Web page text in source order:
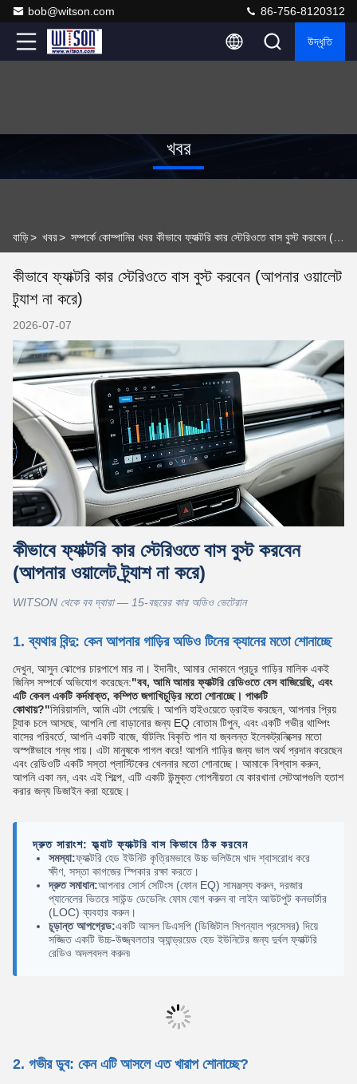
bob@witson.com 86-756-8120312
উদ্ধৃতি
খবর
বাড়ি> খবর>
কীভাবে ফ্যাক্টরি কার স্টেরিওতে বাস বুস্ট করবেন (আপনার ওয়ালেট
ট্র্যাশ না করে)
2026-07-07
কীভাবে ফ্যাক্টরি কার স্টেরিওতে বাস বুস্ট করবেন
(আপনার ওয়ালেট ট্র্যাশ না করে)
WITSON থেকে বব দ্বারা — 15-বছরের কার অডিও ভেটেরান
1. ব্যথার বিন্দু: কেন আপনার গাড়ির অডিও টিনের ক্যানের মতো শোনাচ্ছে
দেখুন, আসুন ঝোপের চারপাশে মার না। ইদানীং, আমার দোকানে প্রচুর গাড়ির মালিক একই
জিনিস সম্পর্কে অভিযোগ করেছেন:"বব, আমি আমার ফ্যাক্টরি রেডিওতে বেস বাজিয়েছি, এবং
এটি কেবল একটি কর্দমাক্ত, কম্পিত জগাখিচুড়ির মতো শোনাচ্ছে। পাঞ্চটি
কোথায়?"সিরিয়াসলি, আমি এটা পেয়েছি। আপনি হাইওয়েতে ড্রাইভ করছেন, আপনার প্রিয়
ট্র্যাক চলে আসছে, আপনি লো বাড়ানোর জন্য EQ বোতাম টিপুন, এবং একটি গভীর থাম্পিং
বাসের পরিবর্তে, আপনি একটি বাজে, র্যাটলিং বিকৃতি পান যা জ্বলন্ত ইলেকট্রনিক্সের মতো
অস্পষ্টভাবে গন্ধ পায়। এটা মানুষকে পাগল করে! আপনি গাড়ির জন্য ভাল অর্থ প্রদান করেছেন
এবং রেডিওটি একটি সস্তা প্লাস্টিকের খেলনার মতো শোনাচ্ছে। আমাকে বিশ্বাস করুন,
আপনি একা নন, এবং এই শিল্পে, এটি একটি উন্মুক্ত গোপনীয়তা যে কারখানা সেটআপগুলি হতাশ
করার জন্য ডিজাইন করা হয়েছে।
দ্রুত সারাংশ: ফ্ল্যাট ফ্যাক্টরি বাস কিভাবে ঠিক করবেন
সমস্যা:ফ্যাক্টরি হেড ইউনিট কৃত্রিমভাবে উচ্চ ভলিউমে খাদ শ্বাসরোধ করে
ক্ষীণ, সস্তা কাগজের স্পিকার রক্ষা করতে।
দ্রুত সমাধান:আপনার সোর্স সেটিংস (ফোন EQ) সামঞ্জস্য করুন, দরজার
প্যানেলের ভিতরে সাউন্ড ডেডেনিং ফোম যোগ করুন বা লাইন আউটপুট কনভার্টার
(LOC) ব্যবহার করুন।
চূড়ান্ত আপগ্রেড:একটি আসল ডিএসপি (ডিজিটাল সিগন্যাল প্রসেসর) দিয়ে
সজ্জিত একটি উচ্চ-উজ্জ্বলতার অ্যান্ড্রয়েড হেড ইউনিটের জন্য দুর্বল ফ্যাক্টরি
রেডিও অদলবদল করুন৷
2. গভীর ডুব: কেন এটি আসলে এত খারাপ শোনাচ্ছে?